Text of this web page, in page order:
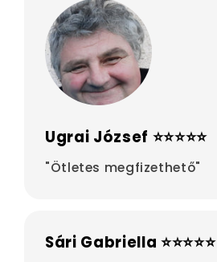
Ugrai József ⭐⭐⭐⭐⭐
"Ötletes megfizethető"
Sári Gabriella ⭐⭐⭐⭐⭐